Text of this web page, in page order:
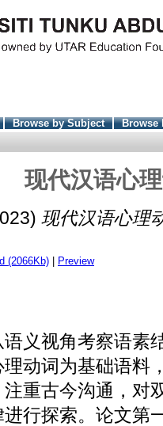
Browse by Subject
Browse
现代汉语心
现代汉语心理
(2066Kb)
Preview
义视角考察语素
动词为基础语料
重古今沟通，对
行探索。论文第